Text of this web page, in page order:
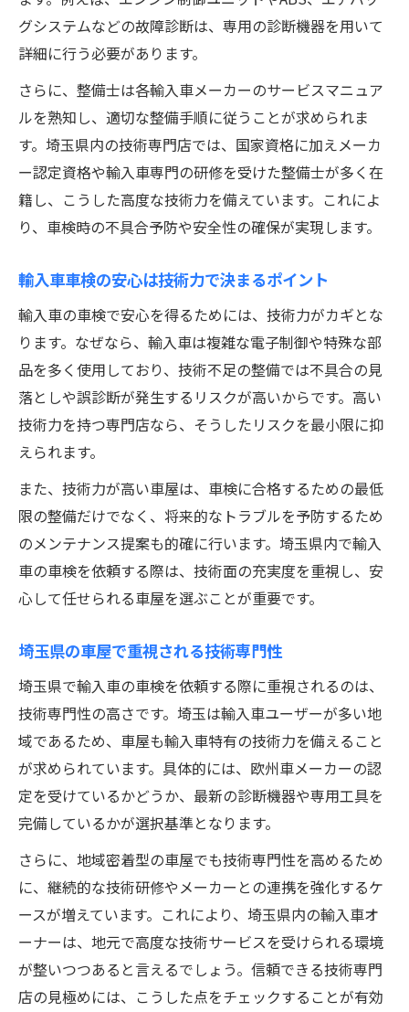
グシステムなどの故障診断は、専用の診断機器を用いて
詳細に行う必要があります。
さらに、整備士は各輸入車メーカーのサービスマニュア
ルを熟知し、適切な整備手順に従うことが求められま
す。埼玉県内の技術専門店では、国家資格に加えメーカ
ー認定資格や輸入車専門の研修を受けた整備士が多く在
籍し、こうした高度な技術力を備えています。これによ
り、車検時の不具合予防や安全性の確保が実現します。
輸入車車検の安心は技術力で決まるポイント
輸入車の車検で安心を得るためには、技術力がカギとな
ります。なぜなら、輸入車は複雑な電子制御や特殊な部
品を多く使用しており、技術不足の整備では不具合の見
落としや誤診断が発生するリスクが高いからです。高い
技術力を持つ専門店なら、そうしたリスクを最小限に抑
えられます。
また、技術力が高い車屋は、車検に合格するための最低
限の整備だけでなく、将来的なトラブルを予防するため
のメンテナンス提案も的確に行います。埼玉県内で輸入
車の車検を依頼する際は、技術面の充実度を重視し、安
心して任せられる車屋を選ぶことが重要です。
埼玉県の車屋で重視される技術専門性
埼玉県で輸入車の車検を依頼する際に重視されるのは、
技術専門性の高さです。埼玉は輸入車ユーザーが多い地
域であるため、車屋も輸入車特有の技術力を備えること
が求められています。具体的には、欧州車メーカーの認
定を受けているかどうか、最新の診断機器や専用工具を
完備しているかが選択基準となります。
さらに、地域密着型の車屋でも技術専門性を高めるため
に、継続的な技術研修やメーカーとの連携を強化するケ
ースが増えています。これにより、埼玉県内の輸入車オ
ーナーは、地元で高度な技術サービスを受けられる環境
が整いつつあると言えるでしょう。信頼できる技術専門
店の見極めには、こうした点をチェックすることが有効